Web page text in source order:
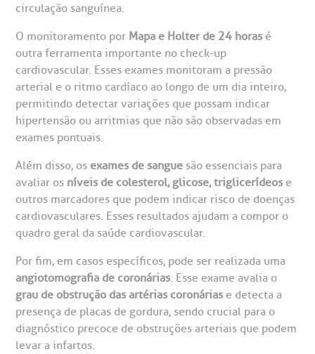
circulação sanguínea.
O monitoramento por Mapa e Holter de 24 horas é
outra ferramenta importante no check-up
cardiovascular. Esses exames monitoram a pressão
arterial e o ritmo cardíaco ao longo de um dia inteiro,
permitindo detectar variações que possam indicar
hipertensão ou arritmias que não são observadas em
exames pontuais.
Além disso, os exames de sangue são essenciais para
avaliar os níveis de colesterol, glicose, triglicerídeos e
outros marcadores que podem indicar risco de doenças
cardiovasculares. Esses resultados ajudam a compor o
quadro geral da saúde cardiovascular.
Por fim, em casos específicos, pode ser realizada uma
angiotomografia de coronárias. Esse exame avalia o
grau de obstrução das artérias coronárias e detecta a
presença de placas de gordura, sendo crucial para o
diagnóstico precoce de obstruções arteriais que podem
levar a infartos.